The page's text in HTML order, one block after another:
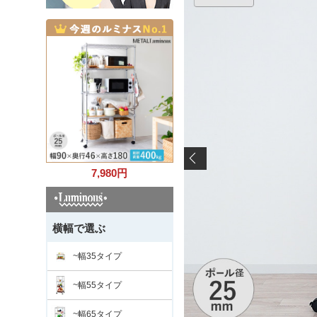
7,980円
横幅で選ぶ
~幅35タイプ
~幅55タイプ
~幅65タイプ